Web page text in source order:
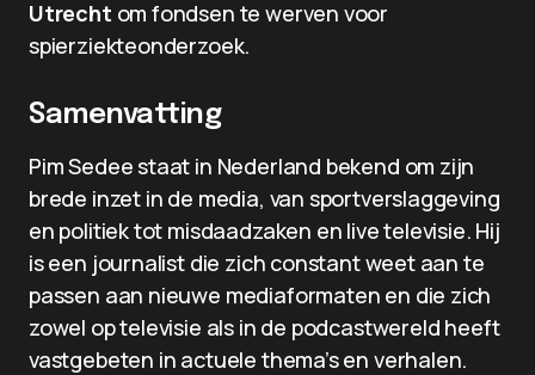
Utrecht om fondsen te werven voor
spierziekteonderzoek.
Samenvatting
Pim Sedee staat in Nederland bekend om zijn
brede inzet in de media, van sportverslaggeving
en politiek tot misdaadzaken en live televisie. Hij
is een journalist die zich constant weet aan te
passen aan nieuwe mediaformaten en die zich
zowel op televisie als in de podcastwereld heeft
vastgebeten in actuele thema’s en verhalen.